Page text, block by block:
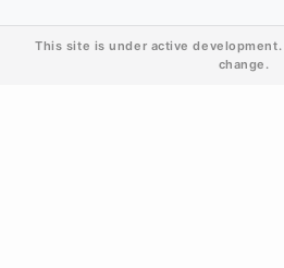
This site is under active
change.